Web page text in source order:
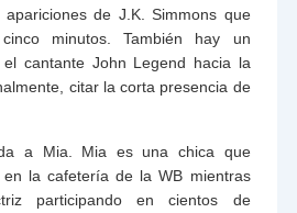
de J.K. Simmons que
minutos. También hay un
cantante John Legend hacia la
citar la corta presencia de
a Mia. Mia es una chica que
la cafetería de la WB mientras
participando en cientos de